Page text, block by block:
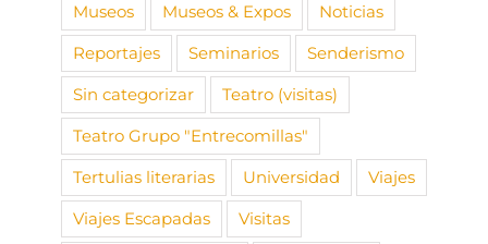
Museos
Museos & Expos
Noticias
Reportajes
Seminarios
Senderismo
Sin categorizar
Teatro (visitas)
Teatro Grupo "Entrecomillas"
Tertulias literarias
Universidad
Viajes
Viajes Escapadas
Visitas